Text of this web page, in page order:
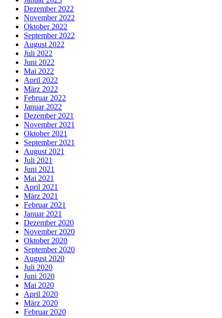
Dezember 2022
November 2022
Oktober 2022
September 2022
August 2022
Juli 2022
Juni 2022
Mai 2022
April 2022
März 2022
Februar 2022
Januar 2022
Dezember 2021
November 2021
Oktober 2021
September 2021
August 2021
Juli 2021
Juni 2021
Mai 2021
April 2021
März 2021
Februar 2021
Januar 2021
Dezember 2020
November 2020
Oktober 2020
September 2020
August 2020
Juli 2020
Juni 2020
Mai 2020
April 2020
März 2020
Februar 2020